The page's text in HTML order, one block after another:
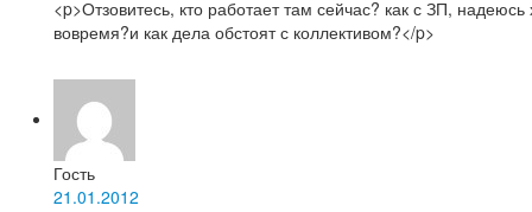
<p>Отзовитесь, кто работает там сейчас? как с ЗП, надеюсь
вовремя?и как дела обстоят с коллективом?</p>
Гость
21.01.2012